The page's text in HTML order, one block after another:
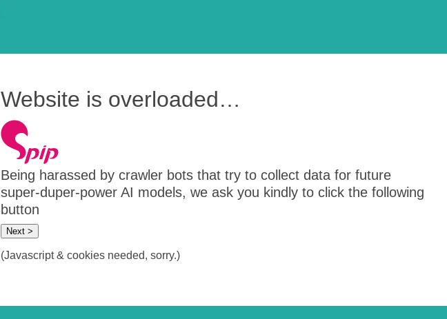
Website is overloaded…
Being harassed by crawler bots that try to collect data for future
super-duper-power AI models, we ask you kindly to click the following
button
Next >
(Javascript & cookies needed, sorry.)